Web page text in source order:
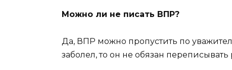
Можно ли не писать ВПР?
Да, ВПР можно пропустить по
заболел, то он не обязан переписывать